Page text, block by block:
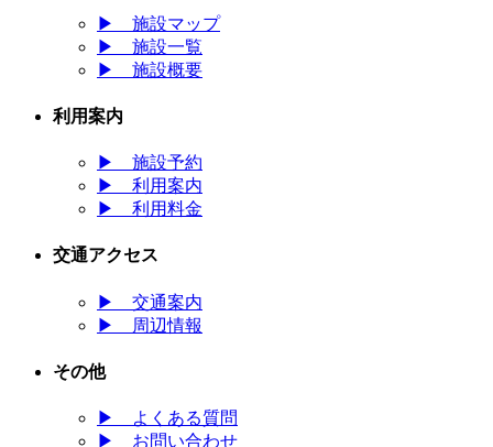
▶ 施設マップ
▶ 施設一覧
▶ 施設概要
利用案内
▶ 施設予約
▶ 利用案内
▶ 利用料金
交通アクセス
▶ 交通案内
▶
周辺情報
その他
▶
よくある質問
▶ お問い合わせ